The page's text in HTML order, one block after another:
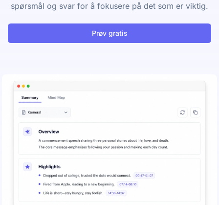
spørsmål og svar for å fokusere på det som er viktig.
Prøv gratis